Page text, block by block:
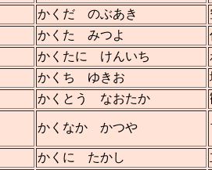
かくだ のぶあき
かくた みつよ
かくたに けんいち
かくち ゆきお
かくとう なおたか
かくなか かつや
かくに たかし